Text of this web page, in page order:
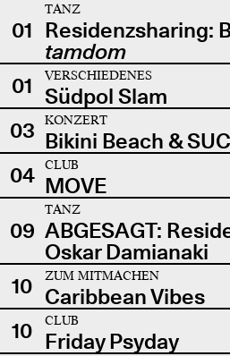
01
TANZ
Residenzsharing:
tamdom
01
VERSCHIEDENES
Südpol Slam
03
KONZERT
Bikini Beach &
04
CLUB
MOVE
09
TANZ
ABGESAGT:
Oskar Damianaki
10
ZUM MITMACHEN
Caribbean Vibes
10
CLUB
Friday Psyday